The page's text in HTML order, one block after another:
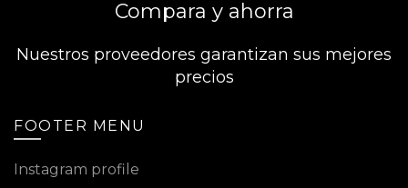
Compara y ahorra
Nuestros proveedores garantizan sus mejores
precios
FOOTER MENU
Instagram profile